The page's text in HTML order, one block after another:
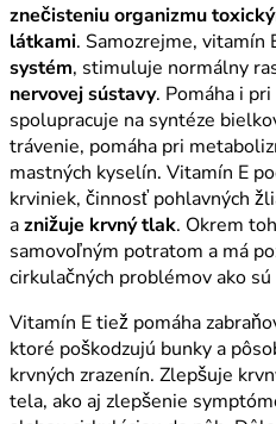
znečisteniu organizmu
látkami. Samozrejme, vitamín
systém, stimuluje normálny
nervovej sústavy. Pomáha i
spolupracuje na syntéze
trávenie, pomáha pri
mastných kyselín. Vitamín E
krviniek, činnosť pohlavných
aznižuje krvný tlak. Okrem
samovoľným potratom a má
cirkulačných problémov ako
Vitamín E tiež pomáha
ktoré poškodzujú bunky a
krvných zrazenín. Zlepšuje
tela, ako aj zlepšenie